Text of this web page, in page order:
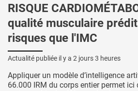
RISQUE
qualité musculaire
risques que l'IMC
Actualité publiée il y a 2 jours 3 heures
Appliquer un modèle d’intelligence
66.000 IRM du corps entier permet ici